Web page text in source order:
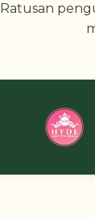
Ratusan